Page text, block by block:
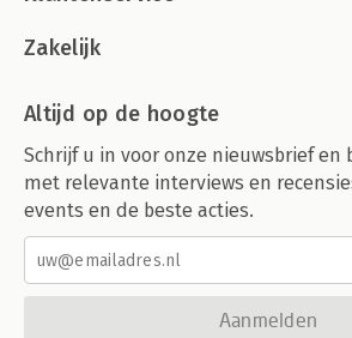
Zakelijk
Altijd op de hoogte
Schrijf u in voor onze nieuwsbrief
met relevante interviews en
events en de beste acties.
Aanmelden